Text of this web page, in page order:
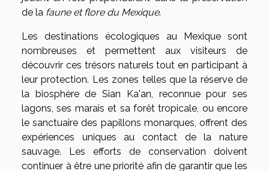
de la faune et flore du Mexique.
Les destinations écologiques au Mexique sont
nombreuses et permettent aux visiteurs de
découvrir ces trésors naturels tout en participant à
leur protection. Les zones telles que la réserve de
la biosphère de Sian Ka'an, reconnue pour ses
lagons, ses marais et sa forêt tropicale, ou encore
le sanctuaire des papillons monarques, offrent des
expériences uniques au contact de la nature
sauvage. Les efforts de conservation doivent
continuer à être une priorité afin de garantir que les